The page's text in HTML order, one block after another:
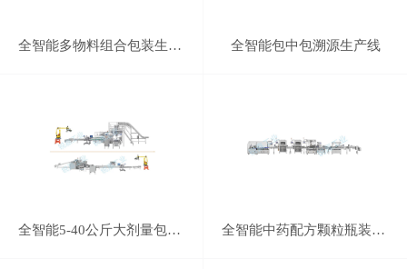
全智能多物料组合包装生产线 全智能包中包溯源生产线
全智能5-40公斤大剂量包装生产线 全智能中药配方颗粒瓶装生产线